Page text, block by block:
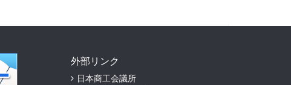
外部リンク
日本商工会議所